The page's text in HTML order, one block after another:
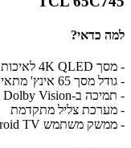
למה כדאי?
- מסך 4K QLED לאיכות תמונה מעולה
- גודל מסך 65 אינץ' מתאים לחללים גדולים
- תמיכה ב-Dolby Vision ו-HDR 10+
- מערכת צליל מתקדמת
- ממשק משתמש Android TV נוח ואינטואיטיבי